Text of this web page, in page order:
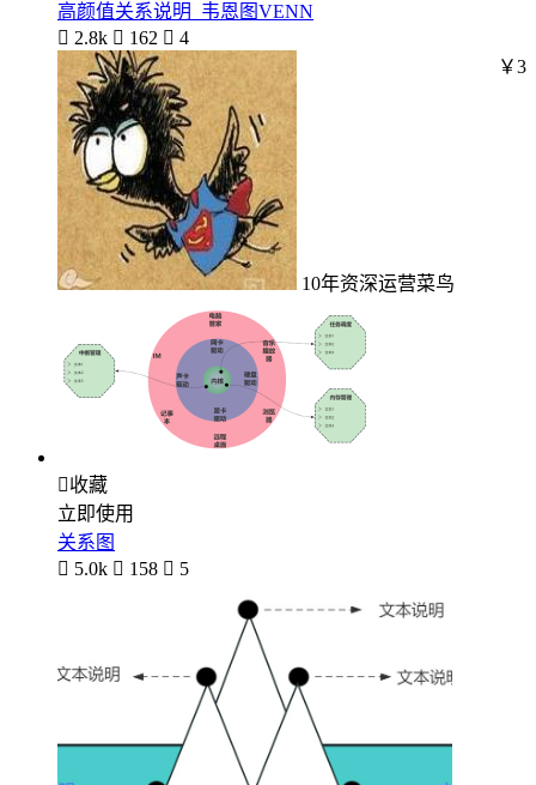
高颜值关系说明_韦恩图VENN
 2.8k  162  4
10年资深运营菜鸟
￥3
收藏
立即使用
关系图
 5.0k  158  5